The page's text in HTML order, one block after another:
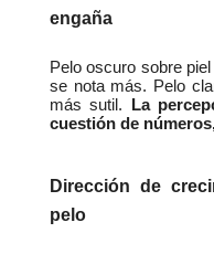
engaña
Pelo oscuro sobre
se nota más. Pelo
más sutil.
La
cuestión de
Dirección de
pelo